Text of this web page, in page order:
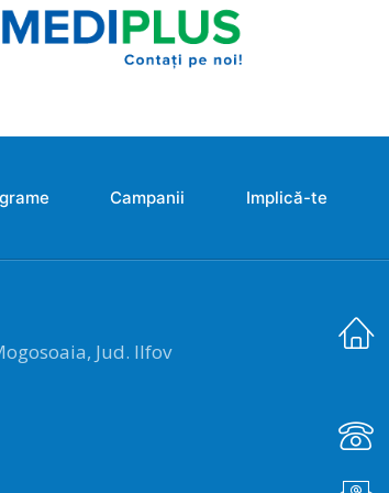
Campanii Implică-te
Jud. Ilfov